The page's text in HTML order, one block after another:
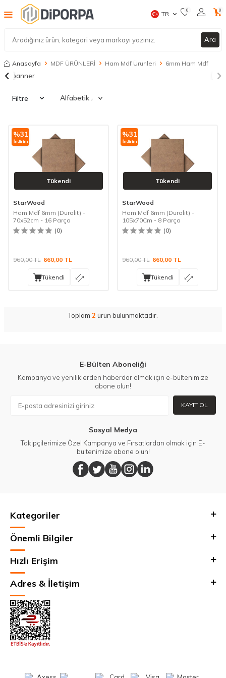
Ara
TR 0 0
Anasayfa MDF ÜRÜNLERİ Ham Mdf Ürünleri 6mm Ham Mdf
Filtre
%31
İndirim
Tükendi
StarWood
Ham Mdf 6mm (Duralit) -
70x52cm - 16 Parça
(0)
960,00TL 660,00 TL
Tükendi
%31
İndirim
Tükendi
StarWood
Ham Mdf 6mm (Duralit) -
105x70Cm - 8 Parça
(0)
960,00TL 660,00 TL
Tükendi
Toplam 2 ürün bulunmaktadır.
E-Bülten Aboneliği
Kampanya ve yeniliklerden haberdar olmak için e-bültenimize
abone olun!
KAYIT OL
Sosyal Medya
Takipçilerimize Özel Kampanya ve Fırsatlardan olmak için E-
bültenimize abone olun!
Kategoriler
Önemli Bilgiler
Hızlı Erişim
Adres & İletişim